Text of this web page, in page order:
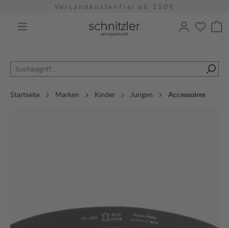
Versandkostenfrei ab 150€
Startseite Marken Kinder Jungen Accessoires